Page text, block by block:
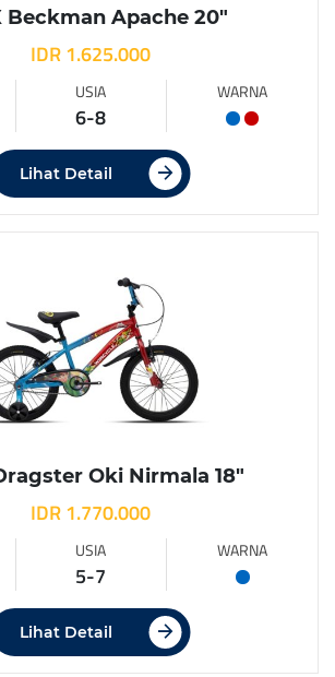
Beckman Apache 20″
IDR 1.625.000
USIA
6-8
WARNA
Lihat Detail
Oki Nirmala 18″
IDR 1.770.000
USIA
5-7
WARNA
Lihat Detail